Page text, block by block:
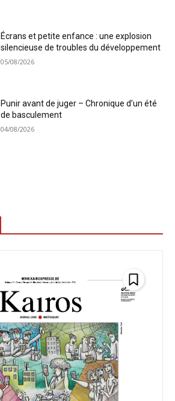
Écrans et petite enfance : une explosion
silencieuse de troubles du développement
05/08/2026
Punir avant de juger – Chronique d’un été
de basculement
04/08/2026